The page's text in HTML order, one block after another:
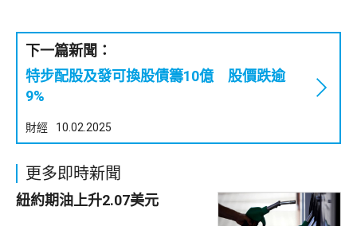
下一篇新聞：
特步配股及發可換股債籌10億 股價跌逾
9%
財經 10.02.2025
更多即時新聞
紐約期油上升2.07美元